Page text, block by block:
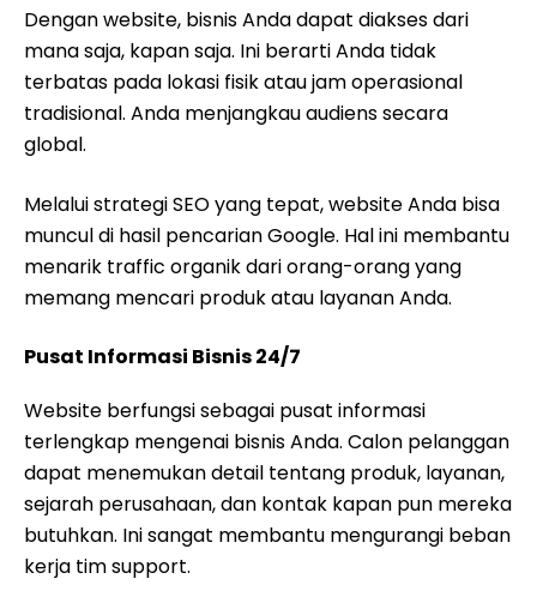
Dengan website, bisnis Anda dapat diakses dari
mana saja, kapan saja. Ini berarti Anda tidak
terbatas pada lokasi fisik atau jam operasional
tradisional. Anda menjangkau audiens secara
global.
Melalui strategi SEO yang tepat, website Anda bisa
muncul di hasil pencarian Google. Hal ini membantu
menarik traffic organik dari orang-orang yang
memang mencari produk atau layanan Anda.
Pusat Informasi Bisnis 24/7
Website berfungsi sebagai pusat informasi
terlengkap mengenai bisnis Anda. Calon pelanggan
dapat menemukan detail tentang produk, layanan,
sejarah perusahaan, dan kontak kapan pun mereka
butuhkan. Ini sangat membantu mengurangi beban
kerja tim support.